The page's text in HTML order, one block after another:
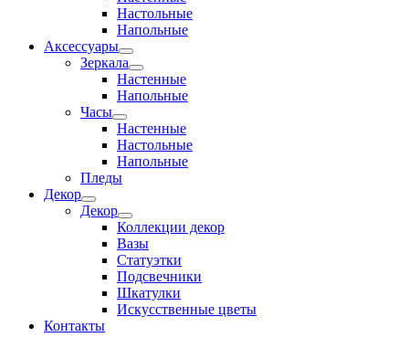
Настольные
Напольные
Аксессуары
Зеркала
Настенные
Напольные
Часы
Настенные
Настольные
Напольные
Пледы
Декор
Декор
Коллекции декор
Вазы
Статуэтки
Подсвечники
Шкатулки
Искусственные цветы
Контакты